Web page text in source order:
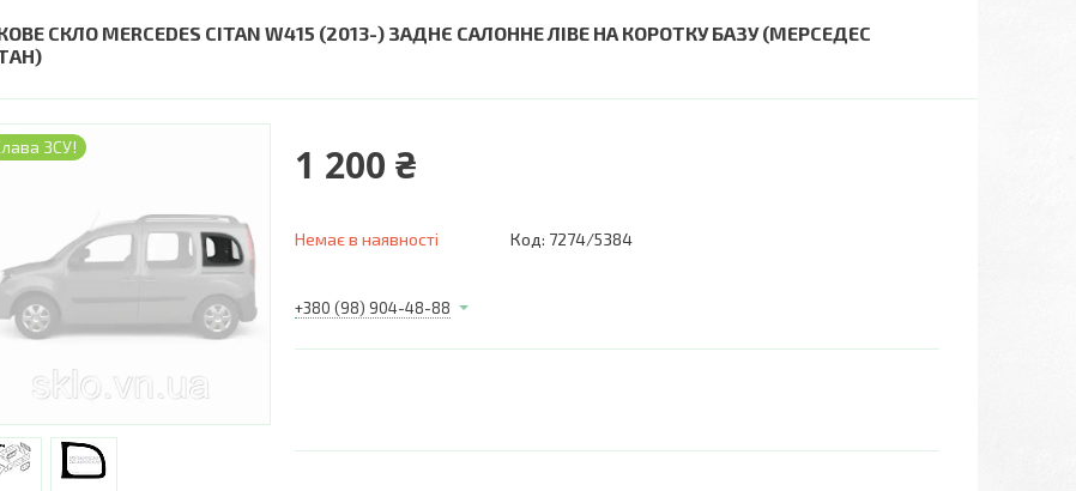
СКЛО MERCEDES CITAN W415 (2013-) ЗАДНЄ САЛОННЕ ЛІВЕ НА КОРОТКУ БАЗУ (МЕРСЕДЕС
ЗСУ! 1 200 ₴
Немає в наявності Код: 7274/5384
+380 (98) 904-48-88